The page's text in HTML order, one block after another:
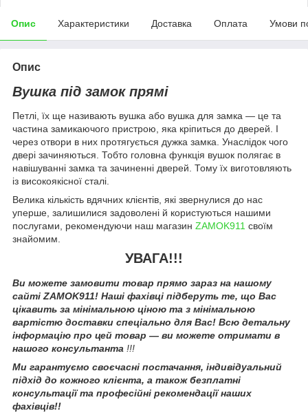
Опис Характеристики Доставка Оплата Умови
Опис
Вушка під замок прямі
Петлі, їх ще називають вушка або вушка для замка — це та
частина замикаючого пристрою, яка кріпиться до дверей. І
через отвори в них протягується дужка замка. Унаслідок чого
двері зачиняються. Тобто головна функція вушок полягає в
навішуванні замка та зачиненні дверей. Тому їх виготовляють
із високоякісної сталі.
Велика кількість вдячних клієнтів, які звернулися до нас
уперше, залишилися задоволені й користуються нашими
послугами, рекомендуючи наш магазин ZAMOK911 своїм
знайомим.
УВАГА!!!
Ви можете замовити товар прямо зараз на нашому
сайті ZAMOK911! Наші фахівці підберуть те, що Вас
цікавить за мінімальною ціною та з мінімальною
вартістю доставки спеціально для Вас! Всю детальну
інформацію про цей товар — ви можете отримати в
нашого консультанта !!!
Ми гарантуємо своєчасні постачання, індивідуальний
підхід до кожного клієнта, а також безплатні
консультації та професійні рекомендації наших
фахівців!!